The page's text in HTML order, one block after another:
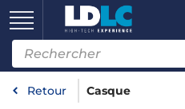
Retour Casque